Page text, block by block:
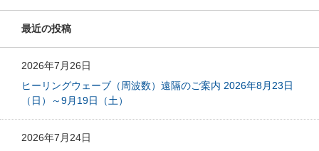
最近の投稿
2026年7月26日
ヒーリングウェーブ（周波数）遠隔のご案内 2026年8月23日
（日）～9月19日（土）
2026年7月24日